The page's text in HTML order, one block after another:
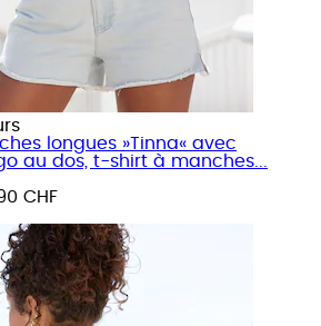
longues »Tinna« avec
au dos, t-shirt à manches...
CHF